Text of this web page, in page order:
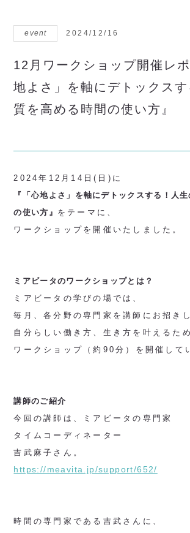
event 2024/12/16
12月ワークショップ開催レ
地よさ」を軸にデトックス
質を高める時間の使い方』
2024年12月14日(日)に
『「心地よさ」を軸にデトックスする！人
の使い方』 をテーマに、
ワークショップを開催いたしました。
ミアビータのワークショップとは？
ミアビータの学びの場では、
毎月、各分野の専門家を講師にお招きし
自分らしい働き方、生き方を叶えるた
ワークショップ（約90分）を開催して
講師のご紹介
今回の講師は、ミアビータの専門家
タイムコーディネーター
吉武麻子さん。
https://meavita.jp/support/652/
時間の専門家である吉武さんに、